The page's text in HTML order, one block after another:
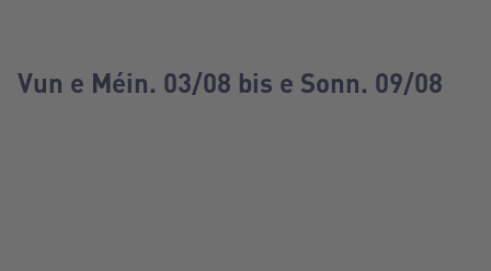
Vun e Méin. 03/08 bis e Sonn. 09/08